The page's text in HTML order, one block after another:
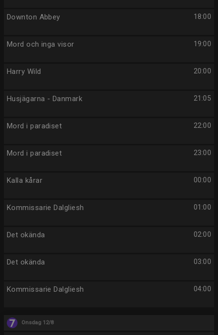
18:00
Downton Abbey
19:00
Mord och inga visor
20:00
Harry Wild
21:05
Husjägarna - Danmark
22:00
Mord i paradiset
23:00
Mord i paradiset
00:00
Kalla kårar
01:00
Kommissarie Dalgliesh
02:00
Det okända
03:00
Det okända
04:00
Kommissarie Dalgliesh
Onsdag 12/8